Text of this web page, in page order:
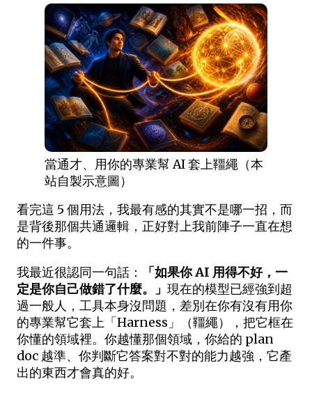
當通才、用你的專業幫 AI 套上韁繩（本
站自製示意圖）
看完這 5 個用法，我最有感的其實不是哪一招，而
是背後那個共通邏輯，正好對上我前陣子一直在想
的一件事。
我最近很認同一句話：
「如果你 AI 用得不好，一
定是你自己做錯了什麼。」 現在的模型已經強到超
過一般人，工具本身沒問題，差別在你有沒有用你
的專業幫它套上「Harness」（韁繩），把它框在
你懂的領域裡。你越懂那個領域，你給的 plan
doc 越準、你判斷它答案對不對的能力越強，它產
出的東西才會真的好。